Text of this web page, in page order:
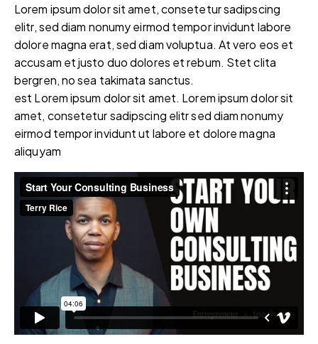
Lorem ipsum dolor sit amet, consetetur sadipscing
elitr, sed diam nonumy eirmod tempor invidunt labore
dolore magna erat, sed diam voluptua. At vero eos et
accusam et justo duo dolores et rebum. Stet clita
bergren, no sea takimata sanctus.
est Lorem ipsum dolor sit amet. Lorem ipsum dolor sit
amet, consetetur sadipscing elitr sed diam nonumy
eirmod tempor invidunt ut labore et dolore magna
aliquyam